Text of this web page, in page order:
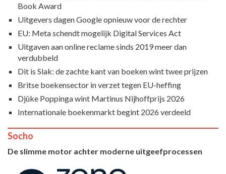
Book Award
Uitgevers dagen Google opnieuw voor de rechter
EU: Meta schendt mogelijk Digital Services Act
Uitgaven aan online reclame sinds 2019 meer dan
verdubbeld
Dit is Slak: de zachte kant van boeken wint twee prijzen
Britse boekensector in verzet tegen EU-heffing
Djûke Poppinga wint Martinus Nijhoffprijs 2026
Internationale boekenmarkt begint 2026 verdeeld
Socho
De slimme motor achter moderne uitgeefprocessen